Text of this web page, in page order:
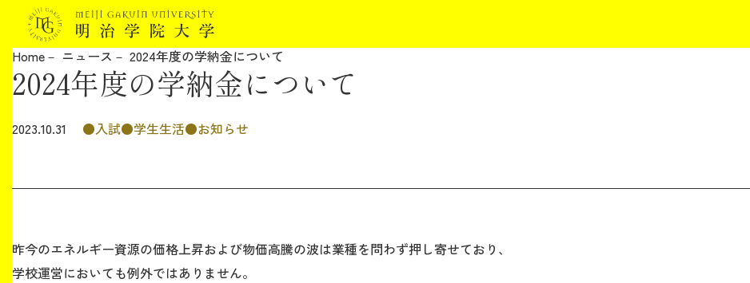
明治学院大学について
教育
留学・国際交流
Home ニュース 2024年度の学納金について
2024年度の学納金について
2023.10.31 入試 学生生活 お知らせ
昨今のエネルギー資源の価格上昇および物価高騰の波は業種を問わず押し寄せており、
学校運営においても例外ではありません。